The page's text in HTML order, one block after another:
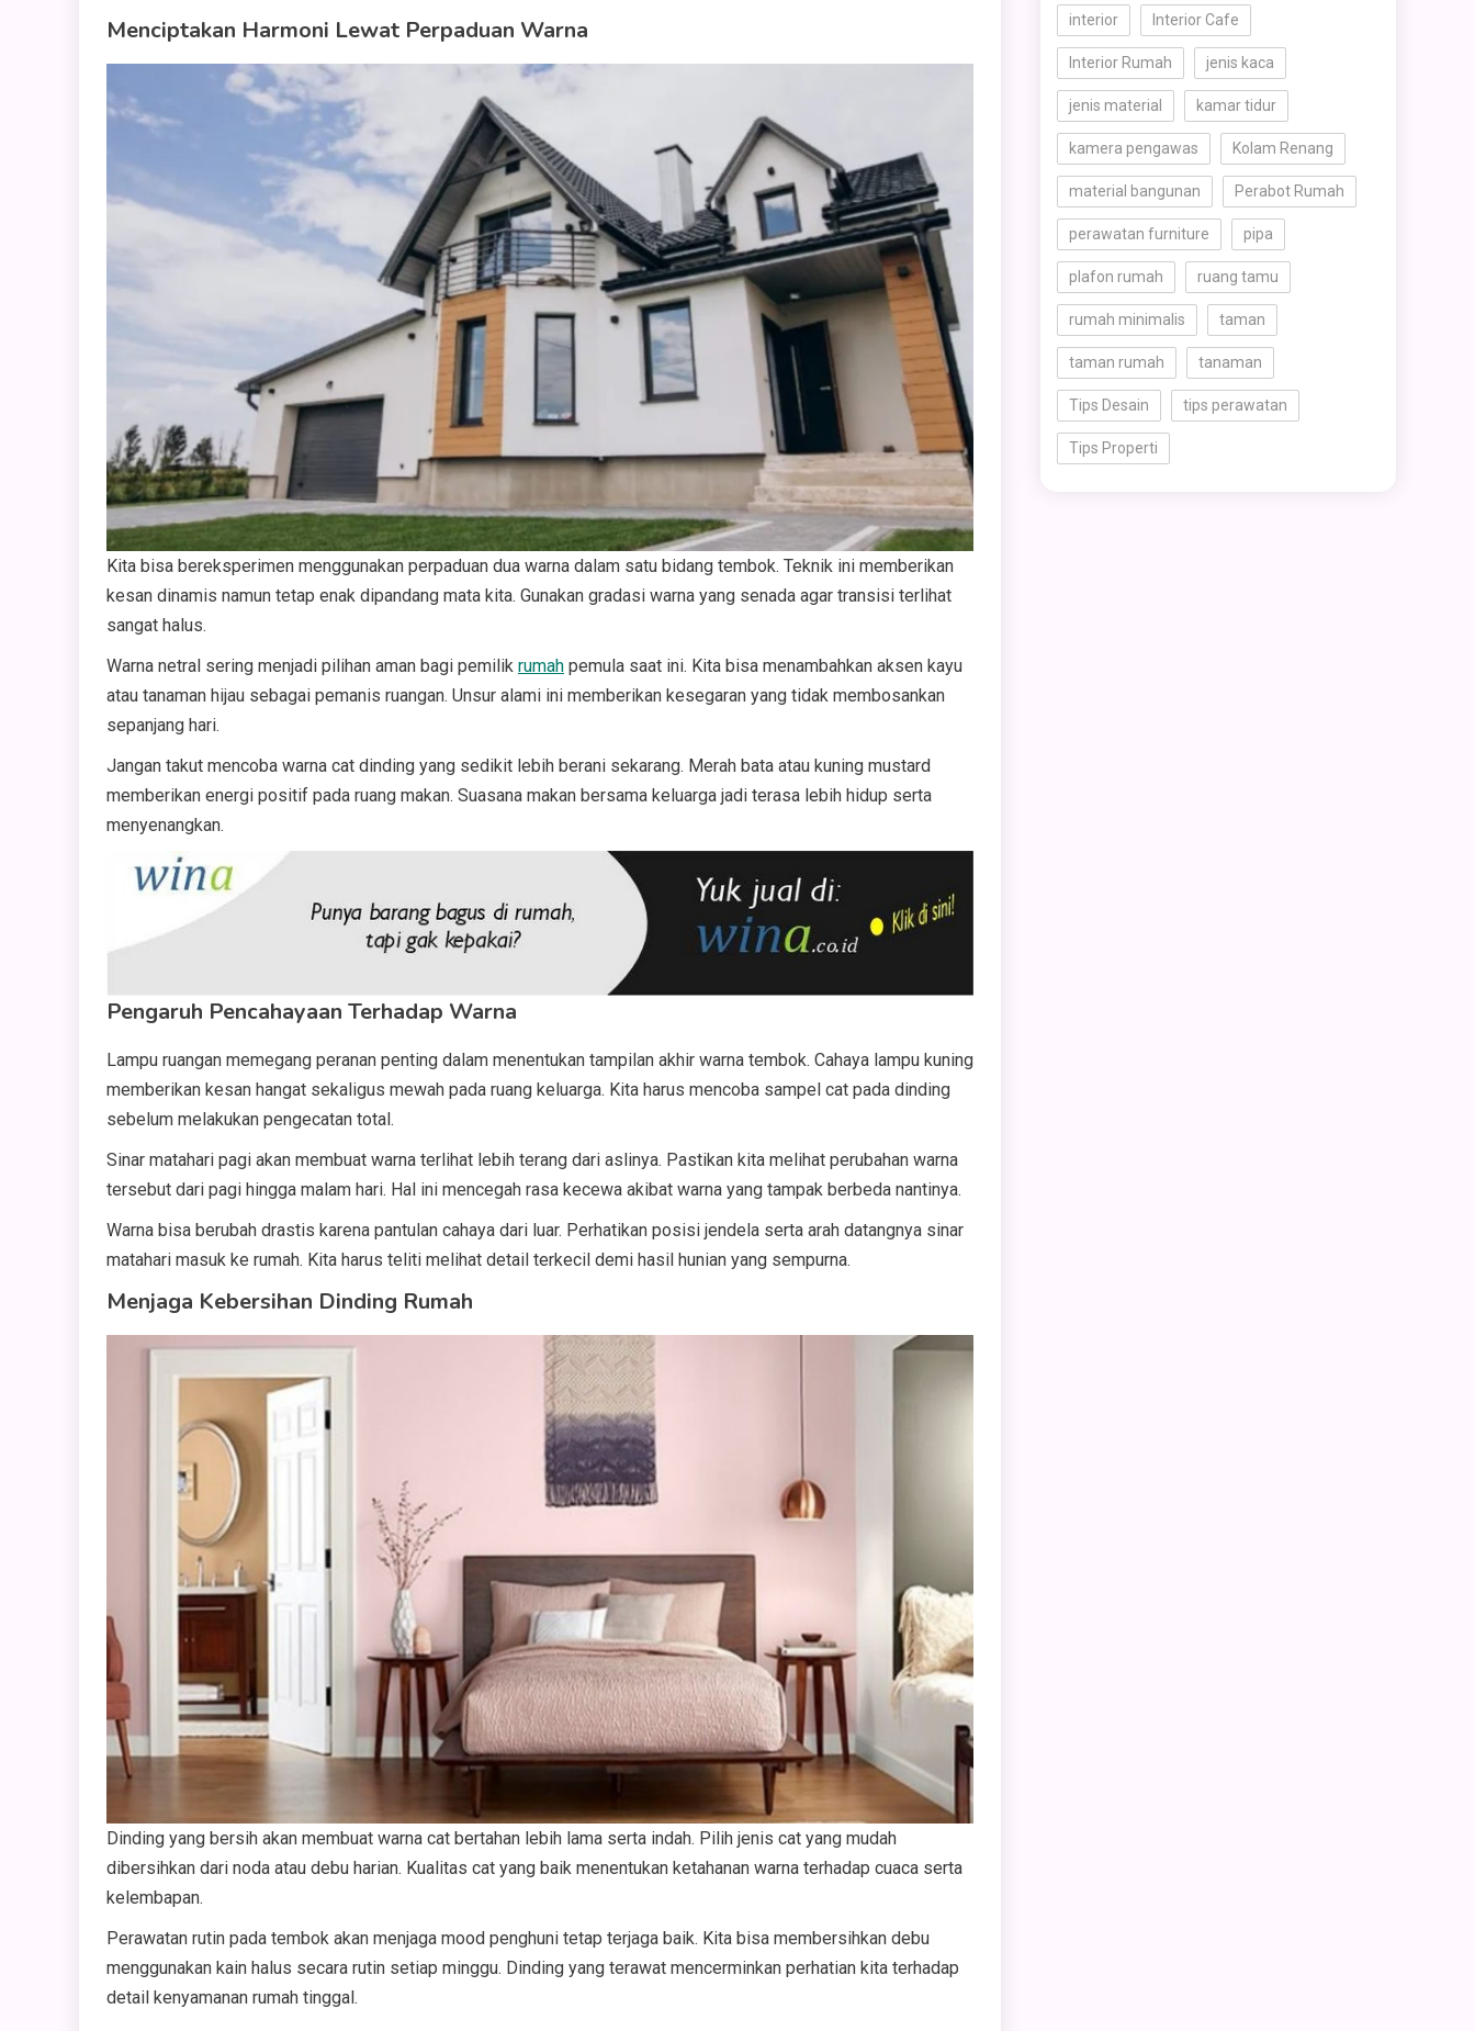
Menciptakan Harmoni Lewat Perpaduan Warna
Kita bisa bereksperimen menggunakan perpaduan dua warna dalam satu bidang tembok. Teknik ini memberikan
kesan dinamis namun tetap enak dipandang mata kita. Gunakan gradasi warna yang senada agar transisi terlihat
sangat halus.
Warna netral sering menjadi pilihan aman bagi pemilik rumah pemula saat ini. Kita bisa menambahkan aksen kayu
atau tanaman hijau sebagai pemanis ruangan. Unsur alami ini memberikan kesegaran yang tidak membosankan
sepanjang hari.
Jangan takut mencoba warna cat dinding yang sedikit lebih berani sekarang. Merah bata atau kuning mustard
memberikan energi positif pada ruang makan. Suasana makan bersama keluarga jadi terasa lebih hidup serta
menyenangkan.
Pengaruh Pencahayaan Terhadap Warna
Lampu ruangan memegang peranan penting dalam menentukan tampilan akhir warna tembok. Cahaya lampu kuning
memberikan kesan hangat sekaligus mewah pada ruang keluarga. Kita harus mencoba sampel cat pada dinding
sebelum melakukan pengecatan total.
Sinar matahari pagi akan membuat warna terlihat lebih terang dari aslinya. Pastikan kita melihat perubahan warna
tersebut dari pagi hingga malam hari. Hal ini mencegah rasa kecewa akibat warna yang tampak berbeda nantinya.
Warna bisa berubah drastis karena pantulan cahaya dari luar. Perhatikan posisi jendela serta arah datangnya sinar
matahari masuk ke rumah. Kita harus teliti melihat detail terkecil demi hasil hunian yang sempurna.
Menjaga Kebersihan Dinding Rumah
Dinding yang bersih akan membuat warna cat bertahan lebih lama serta indah. Pilih jenis cat yang mudah
dibersihkan dari noda atau debu harian. Kualitas cat yang baik menentukan ketahanan warna terhadap cuaca serta
kelembapan.
Perawatan rutin pada tembok akan menjaga mood penghuni tetap terjaga baik. Kita bisa membersihkan debu
menggunakan kain halus secara rutin setiap minggu. Dinding yang terawat mencerminkan perhatian kita terhadap
detail kenyamanan rumah tinggal.
interior Interior Cafe
Interior Rumah jenis kaca
jenis material kamar tidur
kamera pengawas Kolam Renang
material bangunan Perabot Rumah
perawatan furniture pipa
plafon rumah ruang tamu
rumah minimalis taman
taman rumah tanaman
Tips Desain tips perawatan
Tips Properti